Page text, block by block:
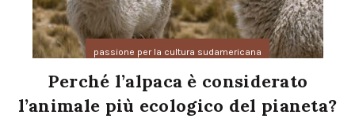
passione per la cultura sudamericana
Perché l’alpaca è considerato
l’animale più ecologico del pianeta?